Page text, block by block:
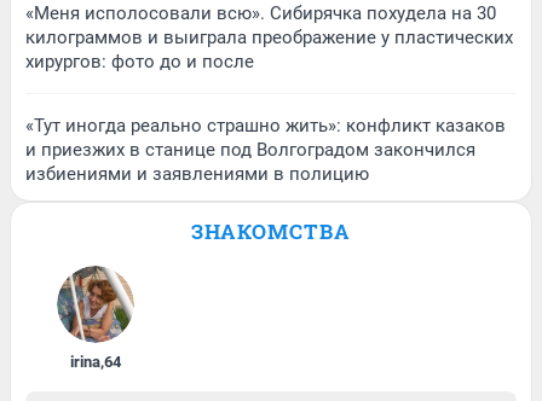
«Меня исполосовали всю». Сибирячка похудела на 30
килограммов и выиграла преображение у пластических
хирургов: фото до и после
«Тут иногда реально страшно жить»: конфликт казаков
и приезжих в станице под Волгоградом закончился
избиениями и заявлениями в полицию
ЗНАКОМСТВА
irina,64